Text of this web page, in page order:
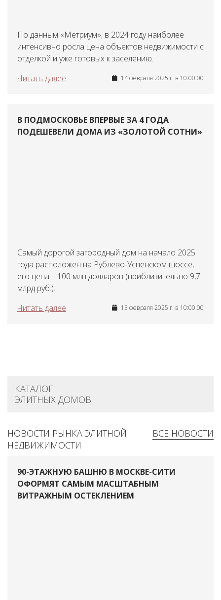
По данным «Метриум», в 2024 году наиболее
интенсивно росла цена объектов недвижимости с
отделкой и уже готовых к заселению.
Читать далее
14 февраля 2025 г. в 10:00:00
В ПОДМОСКОВЬЕ ВПЕРВЫЕ ЗА 4 ГОДА
ПОДЕШЕВЕЛИ ДОМА ИЗ «ЗОЛОТОЙ СОТНИ»
Самый дорогой загородный дом на начало 2025
года расположен на Рублево-Успенском шоссе,
его цена – 100 млн долларов (приблизительно 9,7
млрд руб.).
Читать далее
13 февраля 2025 г. в 10:00:00
КАТАЛОГ
ЭЛИТНЫХ ДОМОВ
ВСЕ НОВОСТИ
НОВОСТИ РЫНКА ЭЛИТНОЙ
НЕДВИЖИМОСТИ
90-ЭТАЖНУЮ БАШНЮ В МОСКВЕ-СИТИ
ОФОРМЯТ САМЫМ МАСШТАБНЫМ
ВИТРАЖНЫМ ОСТЕКЛЕНИЕМ